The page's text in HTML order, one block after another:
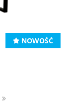
NOWOŚĆ